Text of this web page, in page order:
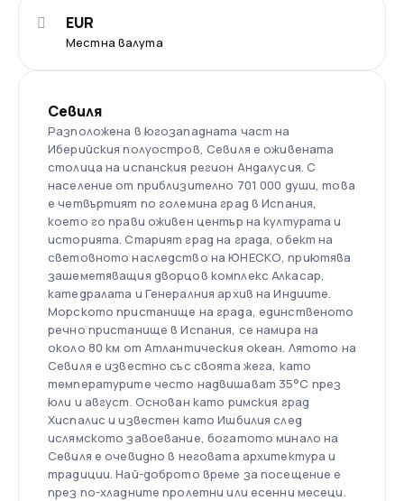
Местна валута
EUR
Севиля
Разположена в югозападната част на
Иберийския полуостров, Севиля е оживената
столица на испанския регион Андалусия. С
население от приблизително 701 000 души, това
е четвъртият по големина град в Испания,
което го прави оживен център на културата и
историята. Старият град на града, обект на
световното наследство на ЮНЕСКО, приютява
зашеметяващия дворцов комплекс Алкасар,
катедралата и Генералния архив на Индиите.
Морското пристанище на града, единственото
речно пристанище в Испания, се намира на
около 80 км от Атлантическия океан. Лятото на
Севиля е известно със своята жега, като
температурите често надвишават 35°C през
юли и август. Основан като римския град
Хиспалис и известен като Ишбилия след
ислямското завоевание, богатото минало на
Севиля е очевидно в неговата архитектура и
традиции. Най-доброто време за посещение е
през по-хладните пролетни или есенни месеци.